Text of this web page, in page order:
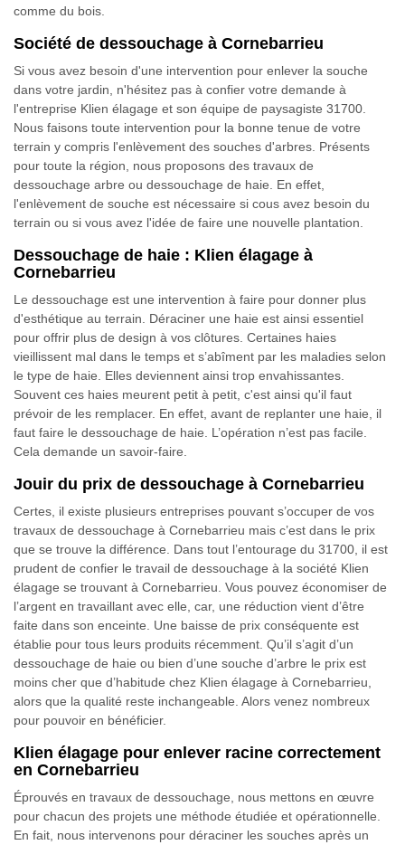
comme du bois.
Société de dessouchage à Cornebarrieu
Si vous avez besoin d'une intervention pour enlever la souche
dans votre jardin, n'hésitez pas à confier votre demande à
l'entreprise Klien élagage et son équipe de paysagiste 31700.
Nous faisons toute intervention pour la bonne tenue de votre
terrain y compris l'enlèvement des souches d'arbres. Présents
pour toute la région, nous proposons des travaux de
dessouchage arbre ou dessouchage de haie. En effet,
l'enlèvement de souche est nécessaire si cous avez besoin du
terrain ou si vous avez l'idée de faire une nouvelle plantation.
Dessouchage de haie : Klien élagage à
Cornebarrieu
Le dessouchage est une intervention à faire pour donner plus
d'esthétique au terrain. Déraciner une haie est ainsi essentiel
pour offrir plus de design à vos clôtures. Certaines haies
vieillissent mal dans le temps et s’abîment par les maladies selon
le type de haie. Elles deviennent ainsi trop envahissantes.
Souvent ces haies meurent petit à petit, c'est ainsi qu'il faut
prévoir de les remplacer. En effet, avant de replanter une haie, il
faut faire le dessouchage de haie. L’opération n’est pas facile.
Cela demande un savoir-faire.
Jouir du prix de dessouchage à Cornebarrieu
Certes, il existe plusieurs entreprises pouvant s’occuper de vos
travaux de dessouchage à Cornebarrieu mais c’est dans le prix
que se trouve la différence. Dans tout l’entourage du 31700, il est
prudent de confier le travail de dessouchage à la société Klien
élagage se trouvant à Cornebarrieu. Vous pouvez économiser de
l’argent en travaillant avec elle, car, une réduction vient d’être
faite dans son enceinte. Une baisse de prix conséquente est
établie pour tous leurs produits récemment. Qu’il s’agit d’un
dessouchage de haie ou bien d’une souche d’arbre le prix est
moins cher que d’habitude chez Klien élagage à Cornebarrieu,
alors que la qualité reste inchangeable. Alors venez nombreux
pour pouvoir en bénéficier.
Klien élagage pour enlever racine correctement
en Cornebarrieu
Éprouvés en travaux de dessouchage, nous mettons en œuvre
pour chacun des projets une méthode étudiée et opérationnelle.
En fait, nous intervenons pour déraciner les souches après un